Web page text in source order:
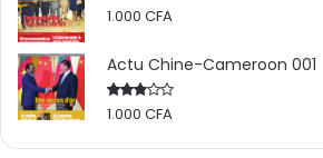
1.000 CFA
Actu Chine-Cameroon 001
Rated
1.000 CFA